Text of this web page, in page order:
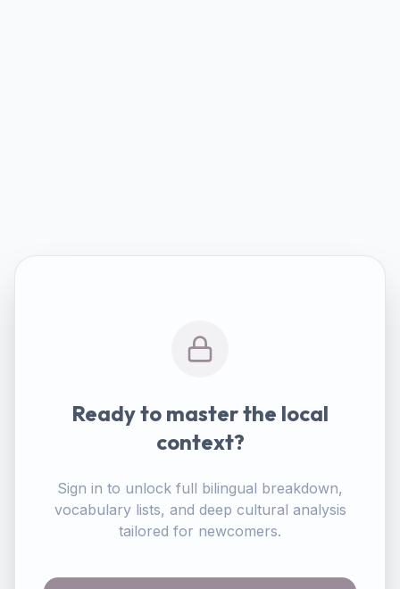
Ready to master the local
context?
Sign in to unlock full bilingual breakdown,
vocabulary lists, and deep cultural analysis
tailored for newcomers.